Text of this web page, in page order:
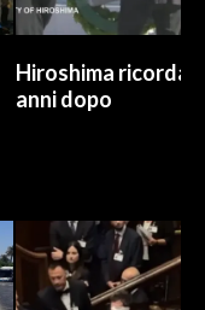
Hiroshima ricorda
anni dopo